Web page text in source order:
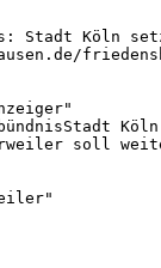
Köln setzt
Köln
soll